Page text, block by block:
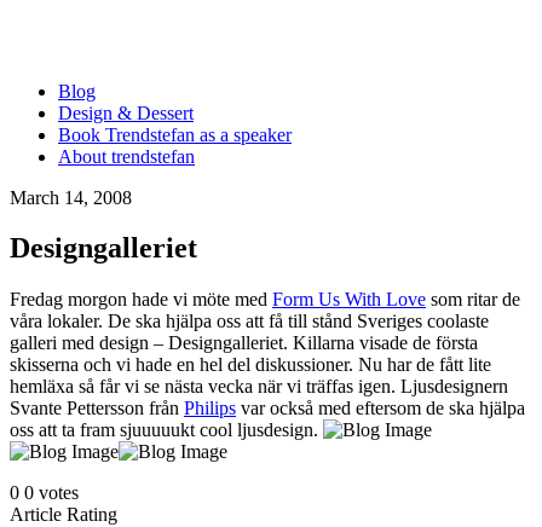
Blog
Design & Dessert
Book Trendstefan as a speaker
About trendstefan
March 14, 2008
Designgalleriet
Fredag morgon hade vi möte med Form Us With Love som ritar de
våra lokaler. De ska hjälpa oss att få till stånd Sveriges coolaste
galleri med design – Designgalleriet. Killarna visade de första
skisserna och vi hade en hel del diskussioner. Nu har de fått lite
hemläxa så får vi se nästa vecka när vi träffas igen. Ljusdesignern
Svante Pettersson från Philips var också med eftersom de ska hjälpa
oss att ta fram sjuuuuukt cool ljusdesign.
0 0 votes
Article Rating